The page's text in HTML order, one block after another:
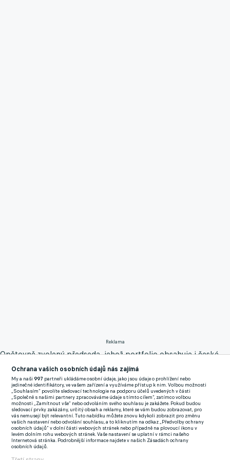
Reklama
Opětovně zvolený předseda, jehož portfolio obsahuje i české
reprezentanty Tomáše Součka, Patrika Schicka, Davida Zimu či
Adama Hložka, pochopitelně bude mít k ruce i nejbližší
spolupracovníky, rovněž ostřílený harcovníky...
Prvním místopředsedou byl vyhlášen Zdeněk Nehoda, jenž
svého času zastupoval Pavla Nedvěda nebo Zdeňka Grygeru a
jeho společnost momentálně směruje kariéru Martina Vitíka ze
Sparty či Václava Černého z Twente.
Ochrana vašich osobních údajů nás zajímá
My a naši997 partneři ukládáme osobní údaje, jako jsou údaje o prohlížení nebo
jedinečné identifikátory, ve vašem zařízení a využíváme přístup k nim. Volbou možnosti
„Souhlasím“ povolíte sledovací technologie na podporu účelů uvedených v části
„Společně s našimi partnery zpracováváme údaje s tímto cílem“, zatímco volbou
možnosti „Zamítnout vše“ nebo odvoláním svého souhlasu je zakážete. Pokud budou
sledovací prvky zakázány, určitý obsah a reklamy, které se vám budou zobrazovat, pro
vás nemusejí být relevantní. Tuto nabídku můžete znovu kdykoli zobrazit pro změnu
vašich nastavení nebo odvolání souhlasu, a to kliknutím na odkaz „Předvolby ochrany
osobních údajů“ v dolní části webových stránek nebo případně na plovoucí ikonu v
levém dolním rohu webových stránek. Vaše nastavení se uplatní v rámci našeho
Internetová stránka. Podrobnější informace najdete v našich Zásadách ochrany
osobních údajů.